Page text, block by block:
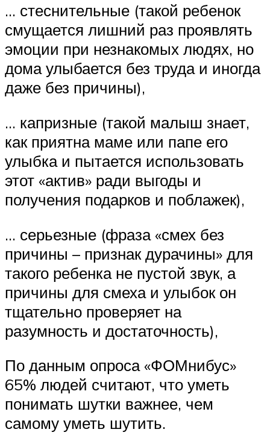
… стеснительные (такой ребенок
смущается лишний раз проявлять
эмоции при незнакомых людях, но
дома улыбается без труда и иногда
даже без причины),
… капризные (такой малыш знает,
как приятна маме или папе его
улыбка и пытается использовать
этот «актив» ради выгоды и
получения подарков и поблажек),
… серьезные (фраза «смех без
причины – признак дурачины» для
такого ребенка не пустой звук, а
причины для смеха и улыбок он
тщательно проверяет на
разумность и достаточность),
По данным опроса «ФОМнибус»
65% людей считают, что уметь
понимать шутки важнее, чем
самому уметь шутить.